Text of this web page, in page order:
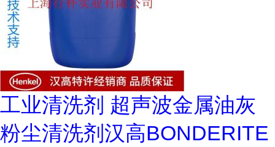
工业清洗剂 超声波金属油灰
粉尘清洗剂汉高BONDERITE